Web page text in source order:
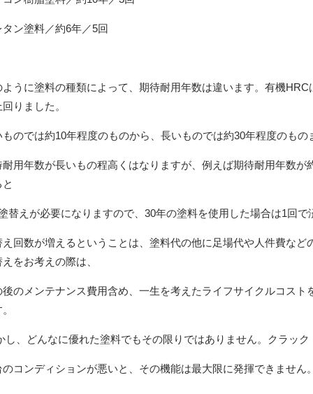
タン塗料／約6年／5回
ように塗料の種類によって、期待耐用年数は違います。有機HRC
りました。
ものでは約10年程度のものから、長いものでは約30年程度のもの
耐用年数が長いもの程高くはなりますが、例えば期待耐用年数が
替えが必要になりますので、 30年の塗料を使用した場合は1回で
え回数が増えるということは、塗料代の他に足場代や人件費な
をお考えの際は、
後のメンテナンス費用含め、一生を考えたライフサイクルコス
し、どんなに優れた塗料でもその限りではありません。クラッ
のコンディションが悪いと、その機能は最大限に発揮できません